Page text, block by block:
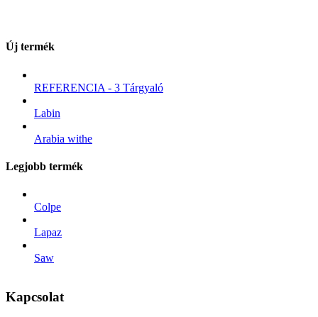
Új termék
REFERENCIA - 3 Tárgyaló
Labin
Arabia withe
Legjobb termék
Colpe
Lapaz
Saw
Kapcsolat